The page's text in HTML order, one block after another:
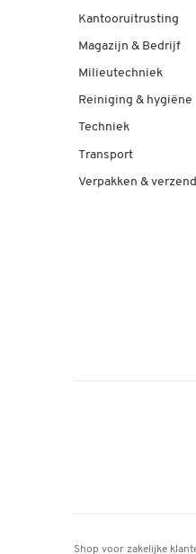
Kantooruitrusting
Magazijn & Bedrijf
Milieutechniek
Reiniging & hygiëne
Techniek
Transport
Verpakken &
Shop voor zakelijke